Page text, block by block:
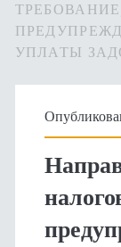
УПЛАТЫ